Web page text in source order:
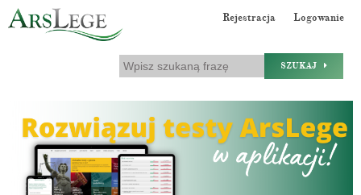
Rejestracja Logowanie
SZUKAJ